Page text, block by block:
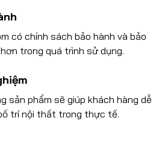
có chính sách bảo hành và bảo
trong quá trình sử dụng.
sản phẩm sẽ giúp khách hàng dễ
trí nội thất trong thực tế.